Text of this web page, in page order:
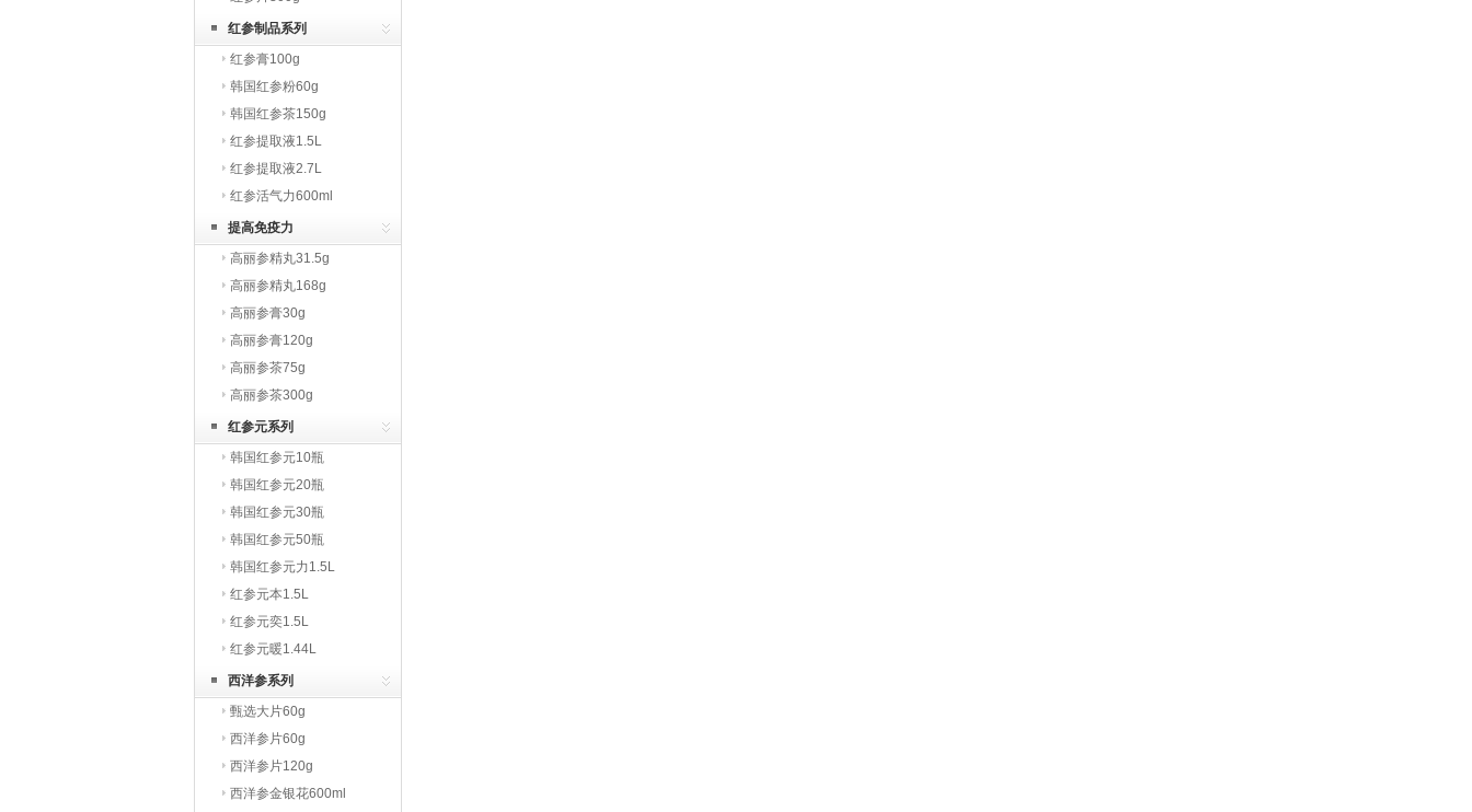
红参制品系列
红参膏100g
韩国红参粉60g
韩国红参茶150g
红参提取液1.5L
红参提取液2.7L
红参活气力600ml
提高免疫力
高丽参精丸31.5g
高丽参精丸168g
高丽参膏30g
高丽参膏120g
高丽参茶75g
高丽参茶300g
红参元系列
韩国红参元10瓶
韩国红参元20瓶
韩国红参元30瓶
韩国红参元50瓶
韩国红参元力1.5L
红参元本1.5L
红参元奕1.5L
红参元暖1.44L
西洋参系列
甄选大片60g
西洋参片60g
西洋参片120g
西洋参金银花600ml